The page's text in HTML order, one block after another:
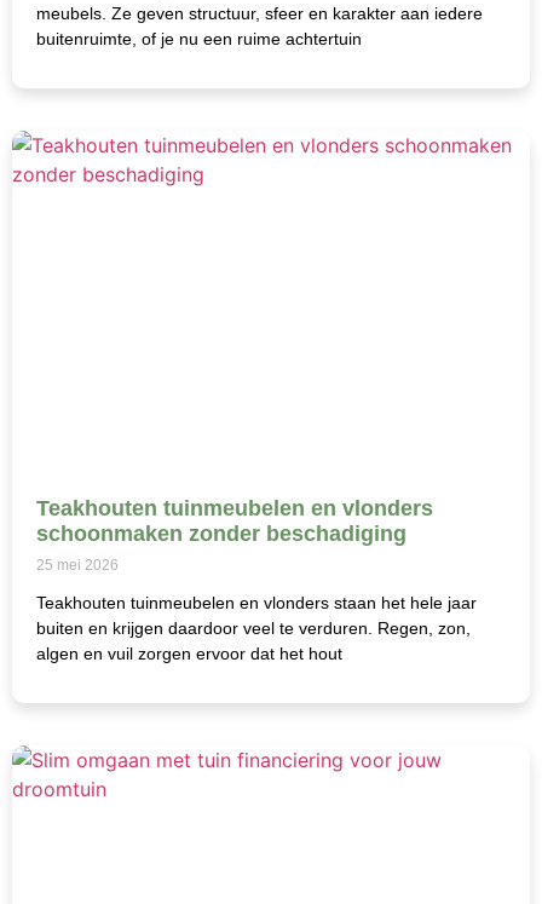
meubels. Ze geven structuur, sfeer en karakter aan iedere
buitenruimte, of je nu een ruime achtertuin
Teakhouten tuinmeubelen en vlonders
schoonmaken zonder beschadiging
25 mei 2026
Teakhouten tuinmeubelen en vlonders staan het hele jaar
buiten en krijgen daardoor veel te verduren. Regen, zon,
algen en vuil zorgen ervoor dat het hout